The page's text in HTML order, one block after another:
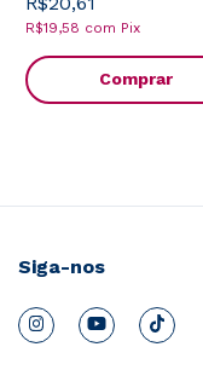
R$19,58 com Pix
Comprar
Siga-nos